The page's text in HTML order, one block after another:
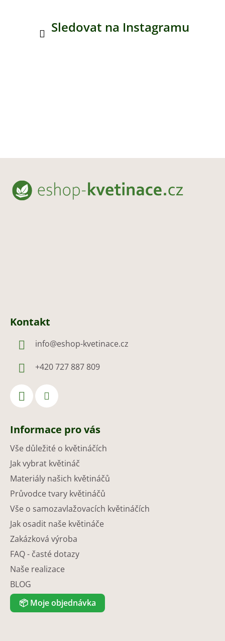
Sledovat na Instagramu
Z
Kontakt
info@eshop-kvetinace.cz
+420 727 887 809
Informace pro vás
Vše důležité o květináčích
Jak vybrat květináč
Materiály našich květináčů
Průvodce tvary květináčů
Vše o samozavlažovacích květináčích
Jak osadit naše květináče
Zakázková výroba
FAQ - časté dotazy
Naše realizace
BLOG
📦 Moje objednávka